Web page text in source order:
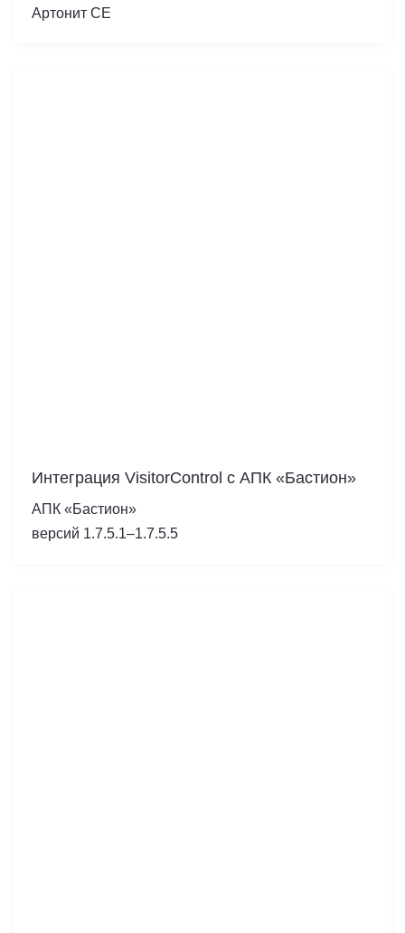
Артонит СЕ
Интеграция VisitorControl c АПК «Бастион»
АПК «Бастион»
версий 1.7.5.1–1.7.5.5